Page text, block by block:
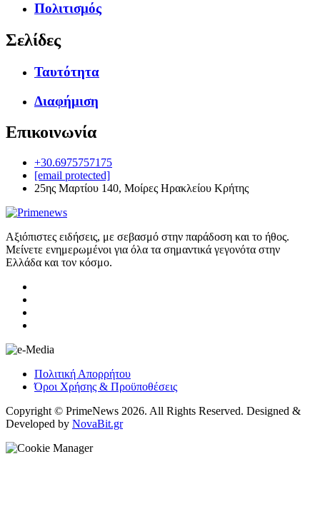
Πολιτισμός
Σελίδες
Ταυτότητα
Διαφήμιση
Επικοινωνία
+30.6975757175
[email protected]
25ης Μαρτίου 140, Μοίρες Ηρακλείου Κρήτης
Αξιόπιστες ειδήσεις, με σεβασμό στην παράδοση και το ήθος.
Μείνετε ενημερωμένοι για όλα τα σημαντικά γεγονότα στην
Ελλάδα και τον κόσμο.
Πολιτική Απορρήτου
Όροι Χρήσης & Προϋποθέσεις
Copyright © PrimeNews 2026. All Rights Reserved. Designed &
Developed by NovaBit.gr